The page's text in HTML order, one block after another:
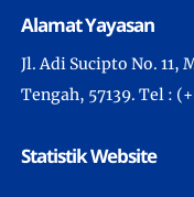
Alamat Yayasan
Jl. Adi Sucipto No. 11,
Tengah, 57139. Tel :
Statistik Website